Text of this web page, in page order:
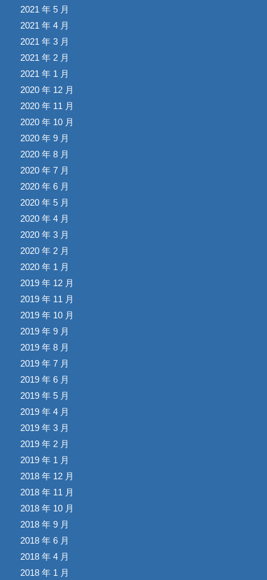
2021 年 5 月
2021 年 4 月
2021 年 3 月
2021 年 2 月
2021 年 1 月
2020 年 12 月
2020 年 11 月
2020 年 10 月
2020 年 9 月
2020 年 8 月
2020 年 7 月
2020 年 6 月
2020 年 5 月
2020 年 4 月
2020 年 3 月
2020 年 2 月
2020 年 1 月
2019 年 12 月
2019 年 11 月
2019 年 10 月
2019 年 9 月
2019 年 8 月
2019 年 7 月
2019 年 6 月
2019 年 5 月
2019 年 4 月
2019 年 3 月
2019 年 2 月
2019 年 1 月
2018 年 12 月
2018 年 11 月
2018 年 10 月
2018 年 9 月
2018 年 6 月
2018 年 4 月
2018 年 1 月